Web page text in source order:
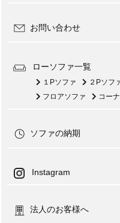
お問い合わせ
ローソファ一覧
１Pソファ ２Pソフ
フロアソファ
コー
ソファの納期
Instagram
法人のお客様へ